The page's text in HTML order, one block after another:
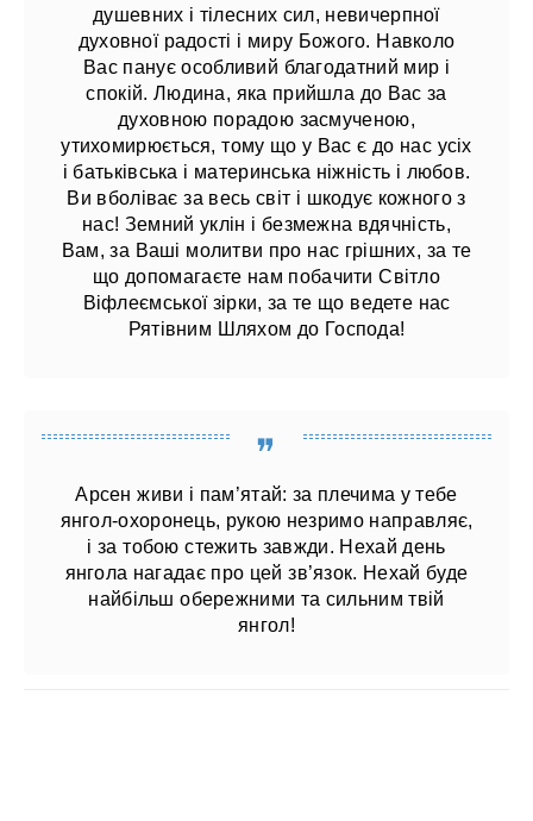
душевних і тілесних сил, невичерпної
духовної радості і миру Божого. Навколо
Вас панує особливий благодатний мир і
спокій. Людина, яка прийшла до Вас за
духовною порадою засмученою,
утихомирюється, тому що у Вас є до нас усіх
і батьківська і материнська ніжність і любов.
Ви вболіває за весь світ і шкодує кожного з
нас! Земний уклін і безмежна вдячність,
Вам, за Ваші молитви про нас грішних, за те
що допомагаєте нам побачити Світло
Віфлеємської зірки, за те що ведете нас
Рятівним Шляхом до Господа!
Арсен живи і пам’ятай: за плечима у тебе
янгол-охоронець, рукою незримо направляє,
і за тобою стежить завжди. Нехай день
янгола нагадає про цей зв’язок. Нехай буде
найбільш обережними та сильним твій
янгол!